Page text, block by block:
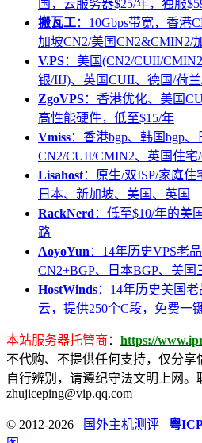
国，云服务器$25/年，独服
搬瓦工：10Gbps带宽，香港
加坡CN2/美国CN2&CMIN2/
V.PS：美国(CN2/CUII/
银/IIJ)、英国CUII、德国/荷
ZgoVPS：香港优化、美国
高性能硬件，低至$15/年
Vmiss：香港bgp、韩国bgp
CN2/CUII/CMIN2、英国住宅
Lisahost：原生/双ISP/家庭住
日本、新加坡、美国、英国
RackNerd ：低至$10/年的美
路
AoyoYun ：14年历史VPS老
CN2+BGP、日本BGP、美国
HostWinds：14年历史美国
云，提供250个C段，免费一
本站服务器托管商 ： https://
不代购、不提供任何支持，仅分享
自行辨别，请遵纪守法文明上网。
zhujiceping@vip.qq.com
© 2012-2026 国外主机测评 粤